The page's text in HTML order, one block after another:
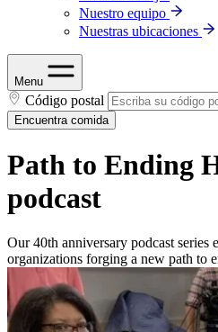
Nuestro equipo
Nuestras ubicaciones
Menu
Código postal
Encuentra comida
Path to Ending
podcast
Our 40th anniversary podcast series
organizations forging a new path to